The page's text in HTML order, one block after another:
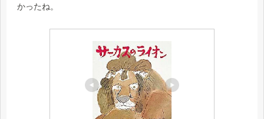
かったね。